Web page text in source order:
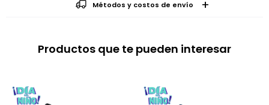
Métodos y costos de envío
Productos que te pueden interesar